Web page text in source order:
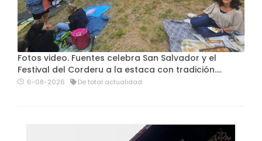
Fotos video. Fuentes celebra San Salvador y el
Festival del Corderu a la estaca con tradición....
6-08-2026 De total actualidad